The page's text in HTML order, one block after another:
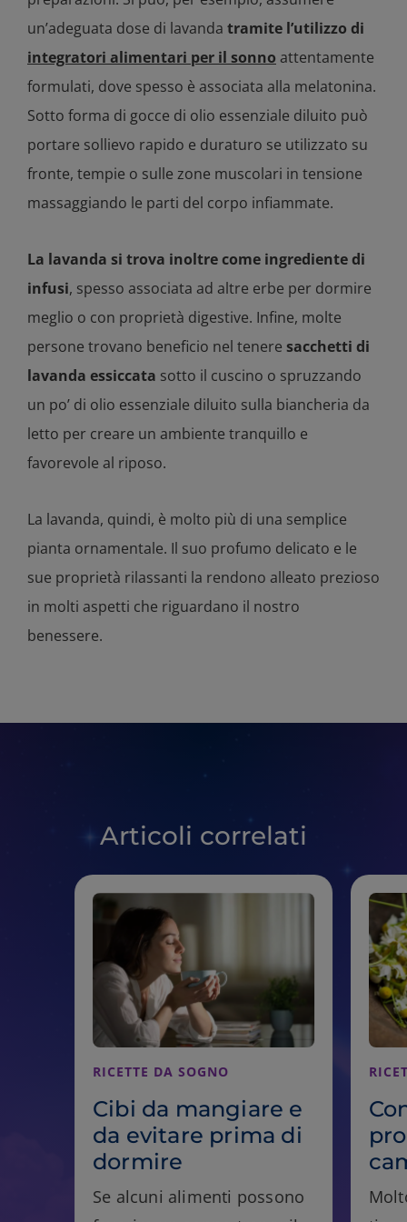
un’adeguata dose di lavanda tramite l’utilizzo di
integratori alimentari per il sonno attentamente
formulati, dove spesso è associata alla melatonina.
Sotto forma di gocce di olio essenziale diluito può
portare sollievo rapido e duraturo se utilizzato su
fronte, tempie o sulle zone muscolari in tensione
massaggiando le parti del corpo infiammate.
La lavanda si trova inoltre come ingrediente di
infusi, spesso associata ad altre erbe per dormire
meglio o con proprietà digestive. Infine, molte
persone trovano beneficio nel tenere sacchetti di
lavanda essiccata sotto il cuscino o spruzzando
un po’ di olio essenziale diluito sulla biancheria da
letto per creare un ambiente tranquillo e
favorevole al riposo.
La lavanda, quindi, è molto più di una semplice
pianta ornamentale. Il suo profumo delicato e le
sue proprietà rilassanti la rendono alleato prezioso
in molti aspetti che riguardano il nostro
benessere.
Articoli correlati
RICETTE DA SOGNO
Cibi da mangiare e
da evitare prima di
dormire
Se alcuni alimenti possono